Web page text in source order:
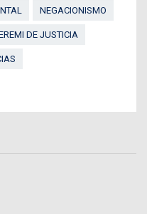
NEGACIONISMO
DE JUSTICIA